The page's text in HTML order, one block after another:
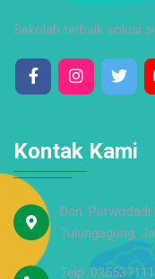
Sekolah terbaik solusi
Kontak Kami
Dsn. Purwodadi
Tulungagung,
Telp: